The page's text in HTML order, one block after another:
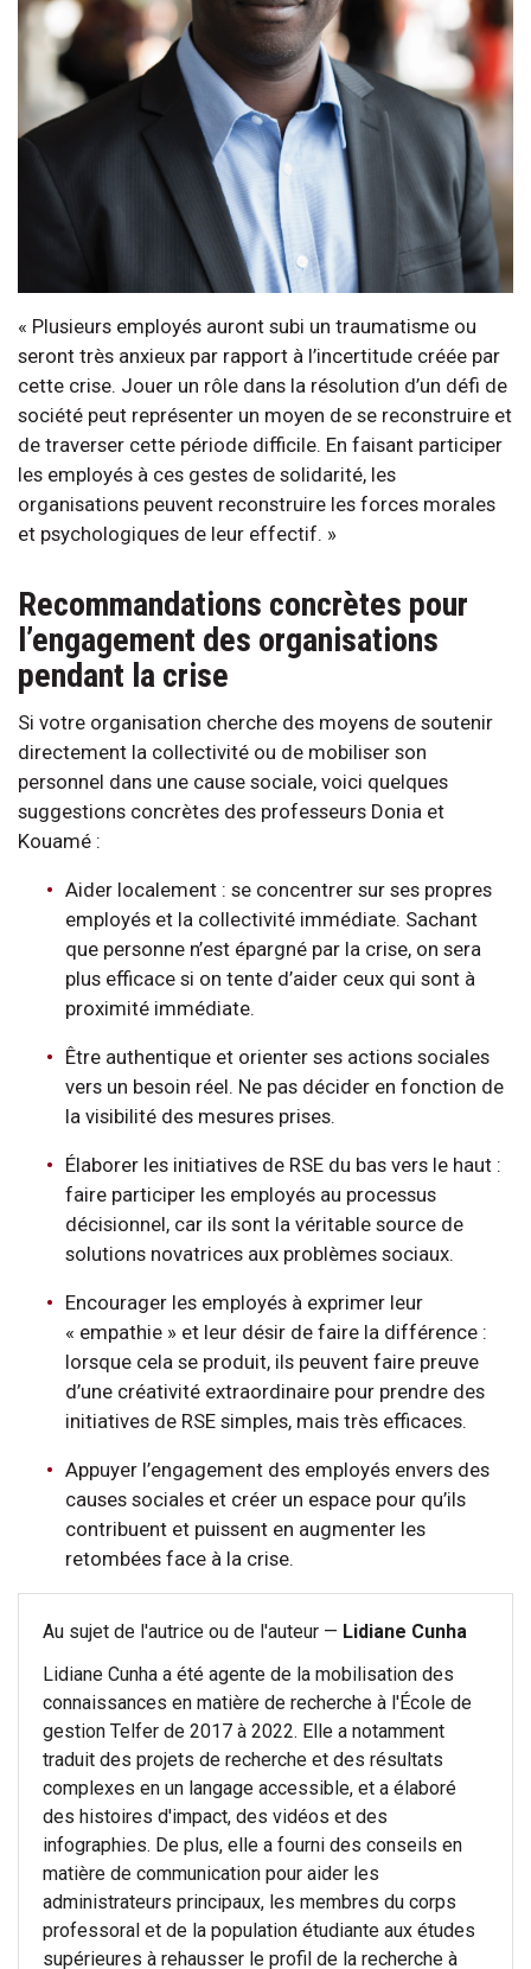
« Plusieurs employés auront subi un traumatisme ou
seront très anxieux par rapport à l’incertitude créée par
cette crise. Jouer un rôle dans la résolution d’un défi de
société peut représenter un moyen de se reconstruire et
de traverser cette période difficile. En faisant participer
les employés à ces gestes de solidarité, les
organisations peuvent reconstruire les forces morales
et psychologiques de leur effectif. »
Recommandations concrètes pour
l’engagement des organisations
pendant la crise
Si votre organisation cherche des moyens de soutenir
directement la collectivité ou de mobiliser son
personnel dans une cause sociale, voici quelques
suggestions concrètes des professeurs Donia et
Kouamé :
Aider localement : se concentrer sur ses propres
employés et la collectivité immédiate. Sachant
que personne n’est épargné par la crise, on sera
plus efficace si on tente d’aider ceux qui sont à
proximité immédiate.
Être authentique et orienter ses actions sociales
vers un besoin réel. Ne pas décider en fonction de
la visibilité des mesures prises.
Élaborer les initiatives de RSE du bas vers le haut :
faire participer les employés au processus
décisionnel, car ils sont la véritable source de
solutions novatrices aux problèmes sociaux.
Encourager les employés à exprimer leur
« empathie » et leur désir de faire la différence :
lorsque cela se produit, ils peuvent faire preuve
d’une créativité extraordinaire pour prendre des
initiatives de RSE simples, mais très efficaces.
Appuyer l’engagement des employés envers des
causes sociales et créer un espace pour qu’ils
contribuent et puissent en augmenter les
retombées face à la crise.
Au sujet de l'autrice ou de l'auteur — Lidiane Cunha
Lidiane Cunha a été agente de la mobilisation des
connaissances en matière de recherche à l'École de
gestion Telfer de 2017 à 2022. Elle a notamment
traduit des projets de recherche et des résultats
complexes en un langage accessible, et a élaboré
des histoires d'impact, des vidéos et des
infographies. De plus, elle a fourni des conseils en
matière de communication pour aider les
administrateurs principaux, les membres du corps
professoral et de la population étudiante aux études
supérieures à rehausser le profil de la recherche à